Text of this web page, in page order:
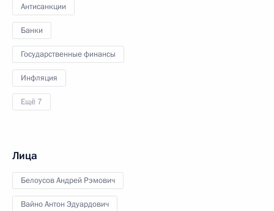
Антисанкции
Банки
Государственные финансы
Инфляция
Ещё 7
Лица
Белоусов Андрей Рэмович
Вайно Антон Эдуардович